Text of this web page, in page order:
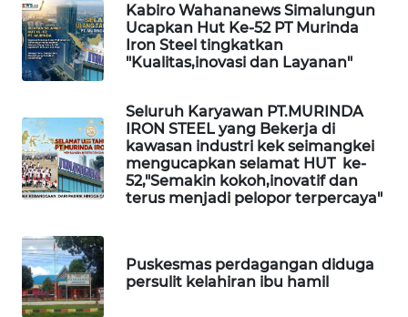
Kabiro Wahananews Simalungun
Ucapkan Hut Ke-52 PT Murinda
Iron Steel tingkatkan
"Kualitas,inovasi dan Layanan"
Seluruh Karyawan PT.MURINDA
IRON STEEL yang Bekerja di
kawasan industri kek seimangkei
mengucapkan selamat HUT ke-
52,"Semakin kokoh,inovatif dan
terus menjadi pelopor terpercaya"
Puskesmas perdagangan diduga
persulit kelahiran ibu hamil
METRO
MEDAN
NEWS
JAKARTA
NEWS
KRT
KARING
NEWS